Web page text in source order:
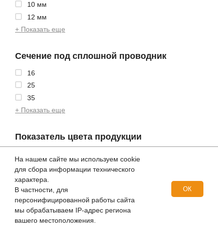
10 мм
12 мм
+ Показать еще
Сечение под сплошной проводник
16
25
35
+ Показать еще
Показатель цвета продукции
белый
бирюзовый
+ Показать еще
Количество болтов
На нашем сайте мы используем cookie
для сбора информации технического
характера.
В частности, для
персонифицированной работы сайта
мы обрабатываем IP-адрес региона
вашего местоположения.
ОК